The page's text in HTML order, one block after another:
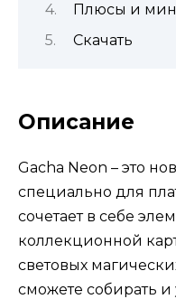
Плюсы и
Скачать
Описание
Gacha Neon – это
специально для
сочетает в себе
коллекционной
световых
сможете собирать и